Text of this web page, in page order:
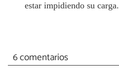
estar impidiendo su carga.
6 comentarios